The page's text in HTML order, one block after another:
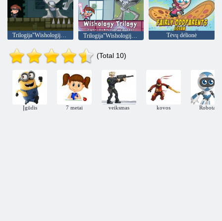
Trilogija"Wishologija"1 skyrius: Pasirinkta Vienas! Trilogija"Wishologijos trilogija"3 skyrius. Pasirinkto"One"sugrįžimas! Tėvų dėlionė
(Total 10)
Įgūdis 7 metai veiksmas kovos Robotai